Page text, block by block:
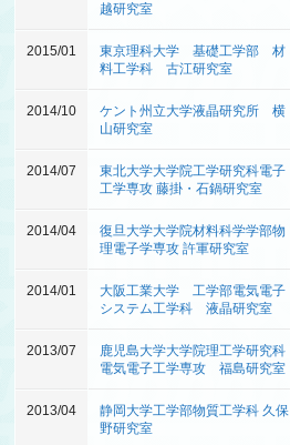
越研究室
2015/01
東京理科大学 基礎工学部 材
料工学科 古江研究室
2014/10
ケント州立大学液晶研究所 横
山研究室
2014/07
東北大学大学院工学研究科電子
工学専攻 藤掛・石鍋研究室
2014/04
復旦大学大学院材料科学学部物
理電子学専攻 許軍研究室
2014/01
大阪工業大学 工学部電気電子
システム工学科 液晶研究室
2013/07
鹿児島大学大学院理工学研究科
電気電子工学専攻 福島研究室
2013/04
静岡大学工学部物質工学科 久保
野研究室